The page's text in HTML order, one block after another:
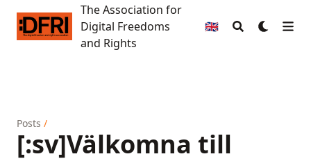
The Association for Digital Freedoms and Rights
The Association for
Digital Freedoms
and Rights
🇬🇧
Posts /
[:sv]Välkomna till